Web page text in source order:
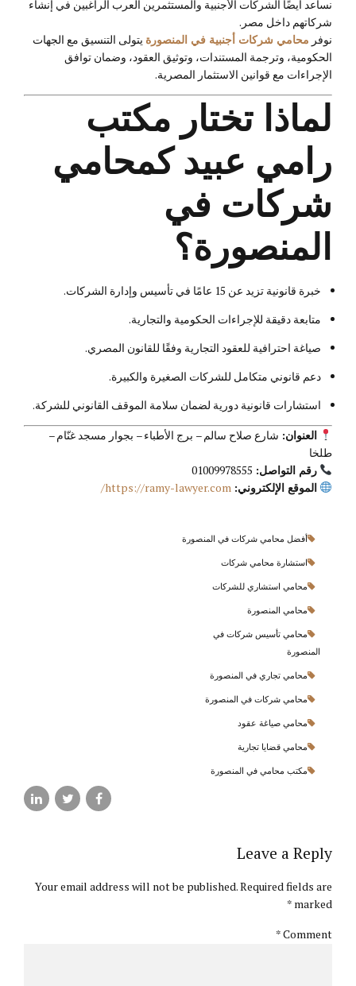
نساعد أيضًا الشركات الأجنبية والمستثمرين العرب الراغبين في إنشاء
شركاتهم داخل مصر.
نوفر محامي شركات أجنبية في المنصورة يتولى التنسيق مع الجهات
الحكومية، وترجمة المستندات، وتوثيق العقود، وضمان توافق
الإجراءات مع قوانين الاستثمار المصرية.
لماذا تختار مكتب
رامي عبيد كمحامي
شركات في
المنصورة؟
خبرة قانونية تزيد عن 15 عامًا في تأسيس وإدارة الشركات.
متابعة دقيقة للإجراءات الحكومية والتجارية.
صياغة احترافية للعقود التجارية وفقًا للقانون المصري.
دعم قانوني متكامل للشركات الصغيرة والكبيرة.
استشارات قانونية دورية لضمان سلامة الموقف القانوني للشركة.
العنوان: شارع صلاح سالم – برج الأطباء – بجوار مسجد غنّام –
طلخا
رقم التواصل:
الموقع الإلكتروني: https://ramy-lawyer.com/
أفضل محامي شركات في المنصورة
استشارة محامي شركات
محامي استشاري للشركات
محامي المنصورة
محامي تأسيس شركات في
المنصورة
محامي تجاري في المنصورة
محامي شركات في المنصورة
محامي صياغة عقود
محامي قضايا تجارية
مكتب محامي في المنصورة
Leave a Reply
Your email address will not be published. Required fields are
marked *
Comment
*